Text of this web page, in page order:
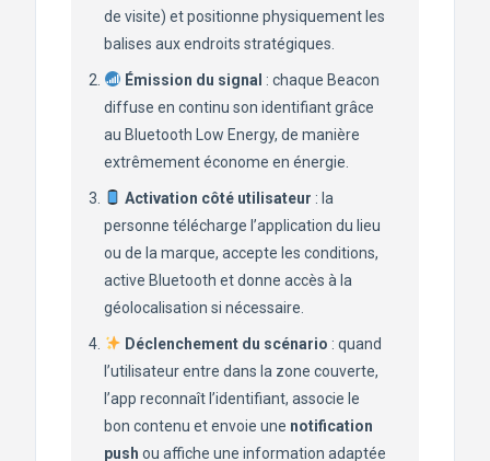
de visite) et positionne physiquement les
balises aux endroits stratégiques.
Émission du signal : chaque Beacon
diffuse en continu son identifiant grâce
au Bluetooth Low Energy, de manière
extrêmement économe en énergie.
Activation côté utilisateur : la
personne télécharge l’application du lieu
ou de la marque, accepte les conditions,
active Bluetooth et donne accès à la
géolocalisation si nécessaire.
Déclenchement du scénario : quand
l’utilisateur entre dans la zone couverte,
l’app reconnaît l’identifiant, associe le
bon contenu et envoie une notification
push ou affiche une information adaptée